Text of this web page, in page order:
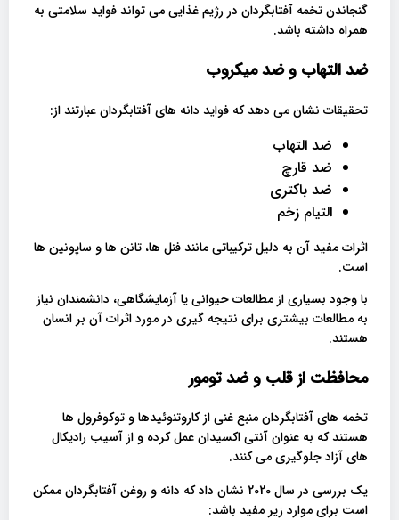
گنجاندن تخمه آفتابگردان در رژیم غذایی می تواند فواید سلامتی به
همراه داشته باشد.
ضد التهاب و ضد میکروب
تحقیقات نشان می دهد که فواید دانه های آفتابگردان عبارتند از:
ضد التهاب
ضد قارچ
ضد باکتری
التیام زخم
اثرات مفید آن به دلیل ترکیباتی مانند فنل ها، تانن ها و ساپونین ها
است.
با وجود بسیاری از مطالعات حیوانی یا آزمایشگاهی، دانشمندان نیاز
به مطالعات بیشتری برای نتیجه‌ گیری در مورد اثرات آن بر انسان
هستند.
محافظت از قلب و ضد تومور
تخمه های آفتابگردان منبع غنی از کاروتنوئیدها و توکوفرول ها
هستند که به عنوان آنتی اکسیدان عمل کرده و از آسیب رادیکال
های آزاد جلوگیری می کنند.
یک بررسی در سال 2020 نشان داد که دانه و روغن آفتابگردان ممکن
است برای موارد زیر مفید باشد: